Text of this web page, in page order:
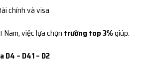
chính và visa
việc lựa chọn trường top 3%giúp:
– D41 – D2